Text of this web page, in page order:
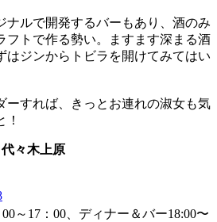
ナルで開発するバーもあり、酒のみ
フトで作る勢い。ますます深まる酒
はジンからトビラを開けてみてはい
ーすれば、きっとお連れの淑女も気
々木上原
～17：00、ディナー＆バー18:00〜